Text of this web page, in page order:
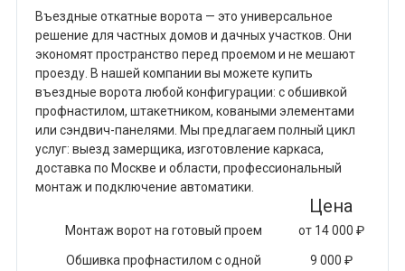
Въездные откатные ворота — это универсальное
решение для частных домов и дачных участков. Они
экономят пространство перед проемом и не мешают
проезду. В нашей компании вы можете купить
въездные ворота любой конфигурации: с обшивкой
профнастилом, штакетником, коваными элементами
или сэндвич-панелями. Мы предлагаем полный цикл
услуг: выезд замерщика, изготовление каркаса,
доставка по Москве и области, профессиональный
монтаж и подключение автоматики.
Цена
Монтаж ворот на готовый проем от 14 000 ₽
Обшивка профнастилом с одной
9 000 ₽